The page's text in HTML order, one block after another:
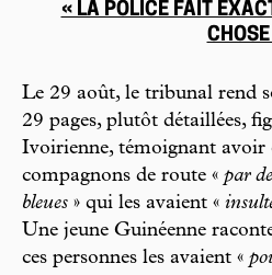
« LA POLICE FAIT
Le 29 août, le tribunal rend
29 pages, plutôt détaillées,
Ivoirienne, témoignant avoir
compagnons de route « par
bleues » qui les avaient «
Une jeune Guinéenne
ces personnes les avaient «